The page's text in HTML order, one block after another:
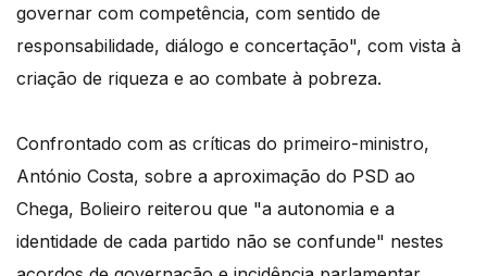
governar com competência, com sentido de
responsabilidade, diálogo e concertação", com vista à
criação de riqueza e ao combate à pobreza.
Confrontado com as críticas do primeiro-ministro,
António Costa, sobre a aproximação do PSD ao
Chega, Bolieiro reiterou que "a autonomia e a
identidade de cada partido não se confunde" nestes